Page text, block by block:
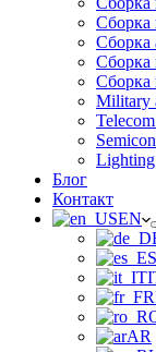
Сборка
Сборка
Сборка
Сборка
Military
Блог
Контакт
EN
AR